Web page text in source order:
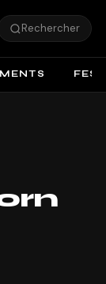
Rechercher